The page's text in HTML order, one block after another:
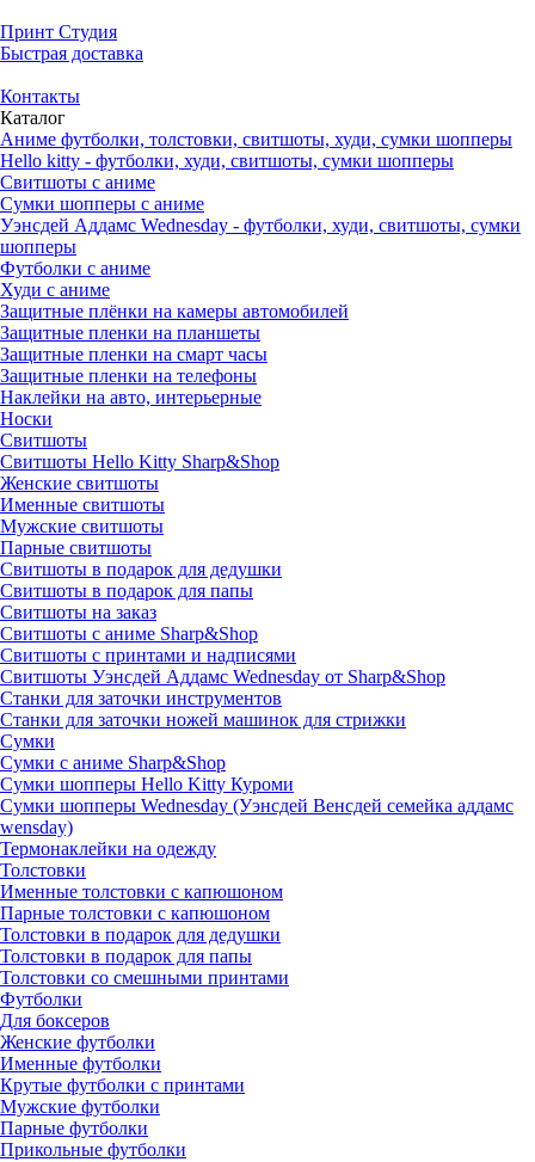
Принт Студия
Быстрая доставка
Контакты
Каталог
Аниме футболки, толстовки, свитшоты, худи, сумки шопперы
Hello kitty - футболки, худи, свитшоты, сумки шопперы
Свитшоты с аниме
Сумки шопперы с аниме
Уэнсдей Аддамс Wednesday - футболки, худи, свитшоты, сумки
шопперы
Футболки с аниме
Худи с аниме
Защитные плёнки на камеры автомобилей
Защитные пленки на планшеты
Защитные пленки на смарт часы
Защитные пленки на телефоны
Наклейки на авто, интерьерные
Носки
Свитшоты
Cвитшоты Hello Kitty Sharp&Shop
Женские свитшоты
Именные свитшоты
Мужские свитшоты
Парные свитшоты
Свитшоты в подарок для дедушки
Свитшоты в подарок для папы
Свитшоты на заказ
Свитшоты с аниме Sharp&Shop
Свитшоты с принтами и надписями
Свитшоты Уэнсдей Аддамс Wednesday от Sharp&Shop
Станки для заточки инструментов
Станки для заточки ножей машинок для стрижки
Сумки
Сумки с аниме Sharp&Shop
Сумки шопперы Hello Kitty Куроми
Сумки шопперы Wednesday (Уэнсдей Венсдей семейка аддамс
wensday)
Термонаклейки на одежду
Толстовки
Именные толстовки с капюшоном
Парные толстовки с капюшоном
Толстовки в подарок для дедушки
Толстовки в подарок для папы
Толстовки со смешными принтами
Футболки
Для боксеров
Женские футболки
Именные футболки
Крутые футболки с принтами
Мужские футболки
Парные футболки
Прикольные футболки